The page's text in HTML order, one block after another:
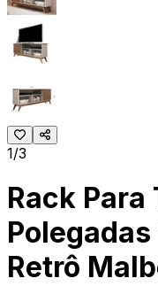
1/3
Rack Para
Retrô